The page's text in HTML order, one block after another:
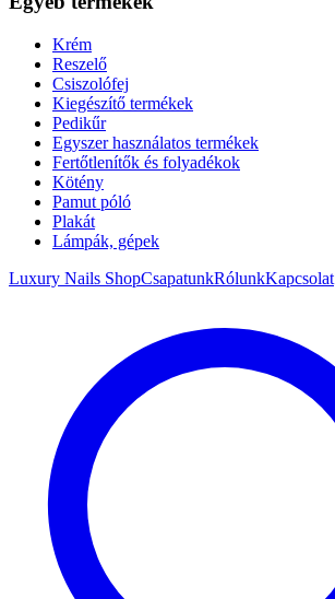
Krém
Reszelő
Csiszolófej
Kiegészítő termékek
Pedikűr
Egyszer használatos termékek
Fertőtlenítők és folyadékok
Kötény
Pamut póló
Plakát
Lámpák, gépek
Luxury Nails ShopCsapatunkRólunkKapcsolat